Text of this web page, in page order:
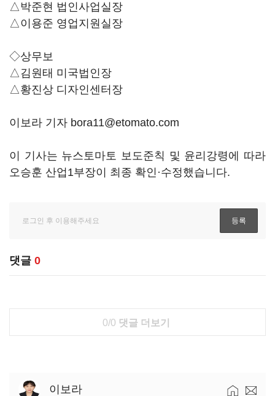
△박준현 법인사업실장
△이용준 영업지원실장
◇상무보
△김원태 미국법인장
△황진상 디자인센터장
이보라 기자 bora11@etomato.com
이 기사는 뉴스토마토 보도준칙 및 윤리강령에 따라
오승훈 산업1부장이 최종 확인·수정했습니다.
댓글 0
0/0 댓글 더보기
이보라